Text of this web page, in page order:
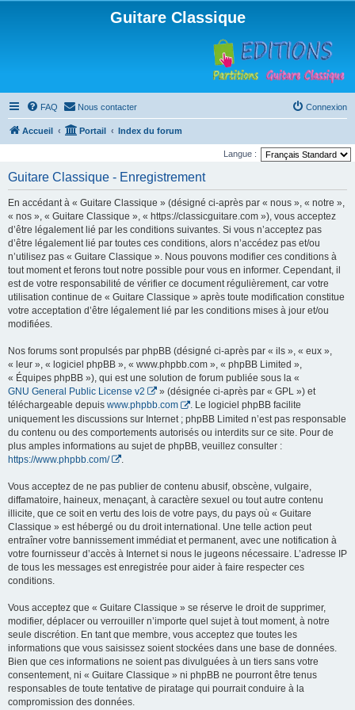
Guitare Classique
FAQ Nous contacter Connexion
Accueil Portail Index du forum
Langue :
Guitare Classique - Enregistrement
En accédant à « Guitare Classique » (désigné ci-après par « nous », « notre »,
« nos », « Guitare Classique », « https://classicguitare.com »), vous acceptez
d’être légalement lié par les conditions suivantes. Si vous n’acceptez pas
d’être légalement lié par toutes ces conditions, alors n’accédez pas et/ou
n’utilisez pas « Guitare Classique ». Nous pouvons modifier ces conditions à
tout moment et ferons tout notre possible pour vous en informer. Cependant, il
est de votre responsabilité de vérifier ce document régulièrement, car votre
utilisation continue de « Guitare Classique » après toute modification constitue
votre acceptation d’être légalement lié par les conditions mises à jour et/ou
modifiées.
Nos forums sont propulsés par phpBB (désigné ci-après par « ils », « eux »,
« leur », « logiciel phpBB », « www.phpbb.com », « phpBB Limited »,
« Équipes phpBB »), qui est une solution de forum publiée sous la «
GNU General Public License v2
» (désignée ci-après par « GPL ») et
téléchargeable depuis www.phpbb.com
. Le logiciel phpBB facilite
uniquement les discussions sur Internet ; phpBB Limited n’est pas responsable
du contenu ou des comportements autorisés ou interdits sur ce site. Pour de
plus amples informations au sujet de phpBB, veuillez consulter :
https://www.phpbb.com/
Vous acceptez de ne pas publier de contenu abusif, obscène, vulgaire,
diffamatoire, haineux, menaçant, à caractère sexuel ou tout autre contenu
illicite, que ce soit en vertu des lois de votre pays, du pays où « Guitare
Classique » est hébergé ou du droit international. Une telle action peut
entraîner votre bannissement immédiat et permanent, avec une notification à
votre fournisseur d’accès à Internet si nous le jugeons nécessaire. L’adresse IP
de tous les messages est enregistrée pour aider à faire respecter ces
conditions.
Vous acceptez que « Guitare Classique » se réserve le droit de supprimer,
modifier, déplacer ou verrouiller n’importe quel sujet à tout moment, à notre
seule discrétion. En tant que membre, vous acceptez que toutes les
informations que vous saisissez soient stockées dans une base de données.
Bien que ces informations ne soient pas divulguées à un tiers sans votre
consentement, ni « Guitare Classique » ni phpBB ne pourront être tenus
responsables de toute tentative de piratage qui pourrait conduire à la
compromission des données.